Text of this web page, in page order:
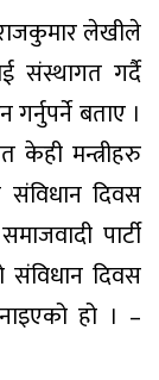
लेखीले
संस्थागत गर्दै
बताए ।
केही मन्त्रीहरु
दिवस
पार्टी
संविधान दिवस
हो । –